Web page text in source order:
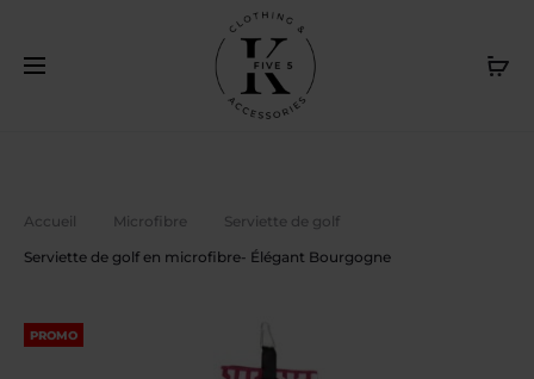
Livraison gratuite au Canada sur achat de 120$ et plus. /
Free delivery in Canada on purchase of $120 or more
Accueil Microfibre
Serviette de golf
Serviette de golf en microfibre- Élégant Bourgogne
PROMO